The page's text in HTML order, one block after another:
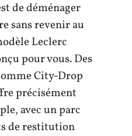
de déménager
sans revenir au
Leclerc
pour vous. Des
City-Drop
précisément
avec un parc
de restitution